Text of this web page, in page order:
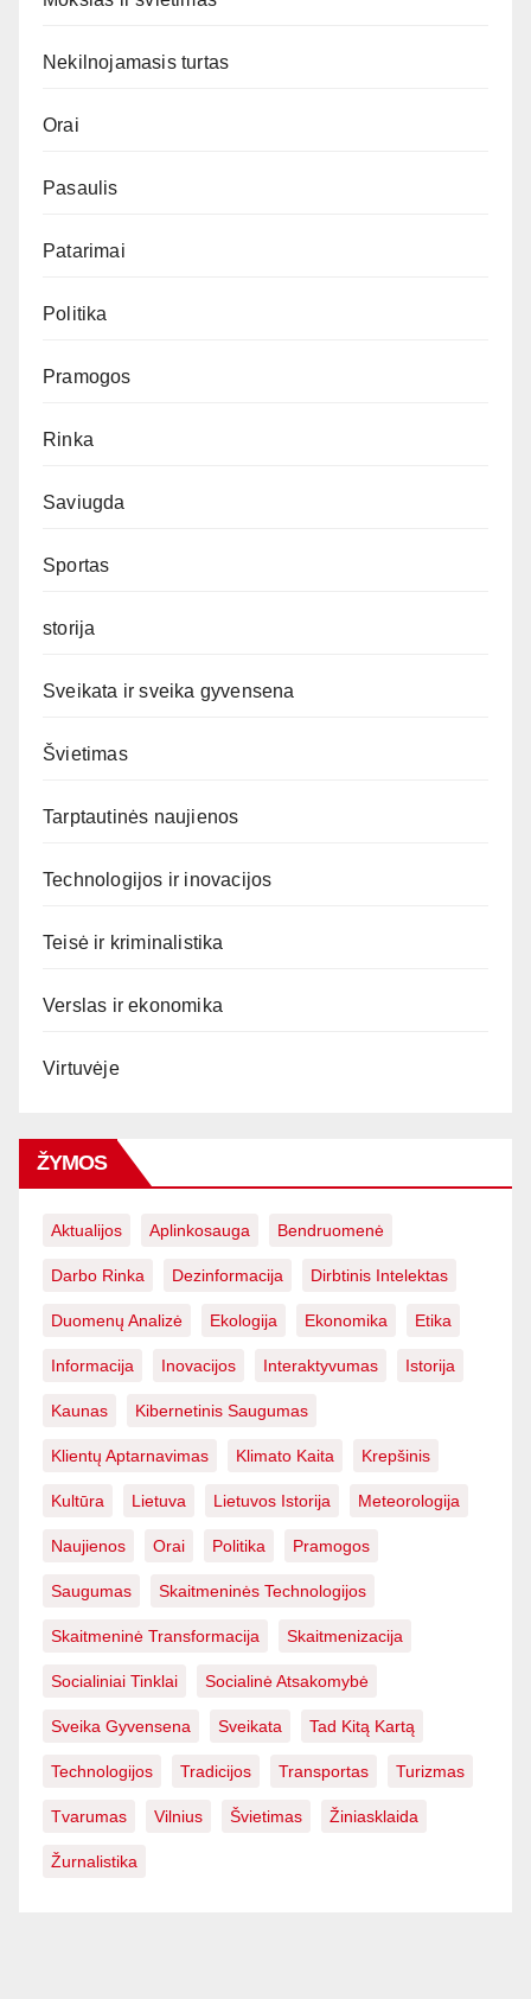
Nekilnojamasis turtas
Orai
Pasaulis
Patarimai
Politika
Pramogos
Rinka
Saviugda
Sportas
storija
Sveikata ir sveika gyvensena
Švietimas
Tarptautinės naujienos
Technologijos ir inovacijos
Teisė ir kriminalistika
Verslas ir ekonomika
Virtuvėje
ŽYMOS
Aktualijos Aplinkosauga Bendruomenė
Darbo Rinka Dezinformacija Dirbtinis Intelektas
Duomenų Analizė Ekologija Ekonomika Etika
Informacija Inovacijos Interaktyvumas Istorija
Kaunas Kibernetinis Saugumas
Klientų Aptarnavimas Klimato Kaita Krepšinis
Kultūra Lietuva Lietuvos Istorija Meteorologija
Naujienos Orai Politika Pramogos
Saugumas Skaitmeninės Technologijos
Skaitmeninė Transformacija Skaitmenizacija
Socialiniai Tinklai Socialinė Atsakomybė
Sveika Gyvensena Sveikata Tad Kitą Kartą
Technologijos Tradicijos Transportas Turizmas
Tvarumas Vilnius Švietimas Žiniasklaida
Žurnalistika